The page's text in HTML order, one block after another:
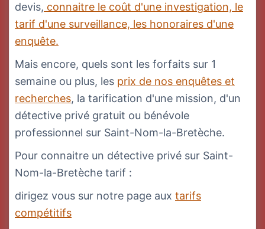
devis, connaitre le coût d'une investigation, le
tarif d'une surveillance, les honoraires d'une
enquête.
Mais encore, quels sont les forfaits sur 1
semaine ou plus, les prix de nos enquêtes et
recherches, la tarification d'une mission, d'un
détective privé gratuit ou bénévole
professionnel sur Saint-Nom-la-Bretèche.
Pour connaitre un détective privé sur Saint-
Nom-la-Bretèche tarif :
dirigez vous sur notre page aux tarifs
compétitifs